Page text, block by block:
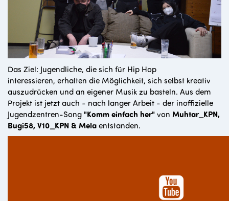
Das Ziel: Jugendliche, die sich für Hip Hop
interessieren, erhalten die Möglichkeit, sich selbst kreativ
auszudrücken und an eigener Musik zu basteln. Aus dem
Projekt ist jetzt auch - nach langer Arbeit - der inoffizielle
Jugendzentren-Song"Komm einfach her"von Muhtar_KPN,
Bugi58, V10_KPN & Melaentstanden.